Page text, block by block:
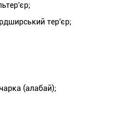
тер'єр;
(алабай);